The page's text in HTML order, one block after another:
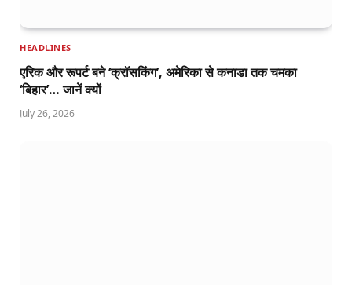
HEADLINES
एरिक और रूपर्ट बने ‘क्रॉसकिंग’, अमेरिका से कनाडा तक चमका
‘बिहार’… जानें क्यों
July 26, 2026